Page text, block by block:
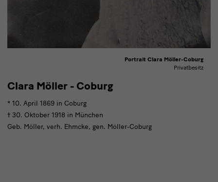
Clara Möller - Coburg
* 10. April 1869 in Coburg
† 30. Oktober 1918 in München
Geb. Möller, verh. Ehmcke, gen. Möller-Coburg
Portrait Clara Möller-Coburg
Privatbesitz